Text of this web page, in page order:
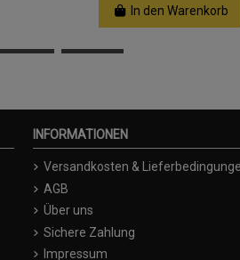
In den Warenkorb
INFORMATIONEN
Versandkosten &
AGB
Über uns
Sichere Zahlung
Impressum